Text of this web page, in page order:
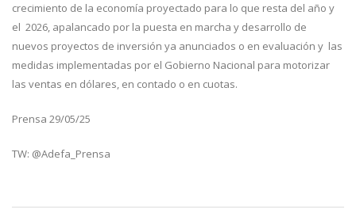
crecimiento de la economía proyectado para lo que resta del año y
el 2026, apalancado por la puesta en marcha y desarrollo de
nuevos proyectos de inversión ya anunciados o en evaluación y las
medidas implementadas por el Gobierno Nacional para motorizar
las ventas en dólares, en contado o en cuotas.
Prensa 29/05/25
TW: @Adefa_Prensa